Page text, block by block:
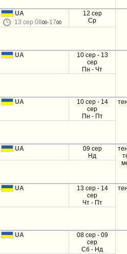
UA
13 сер 0800-1700
12 сер
Ср
UA
10 сер - 13
сер
Пн - Чт
UA
10 сер - 14
сер
Пн - Пт
UA
09 сер
Нд
UA
13 сер - 14
сер
Чт - Пт
UA
08 сер - 09
сер
Сб - Нд